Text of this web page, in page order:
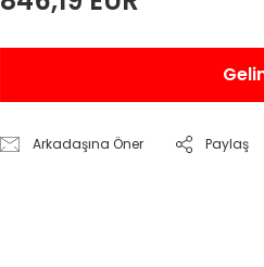
Arkadaşına Öner Paylaş